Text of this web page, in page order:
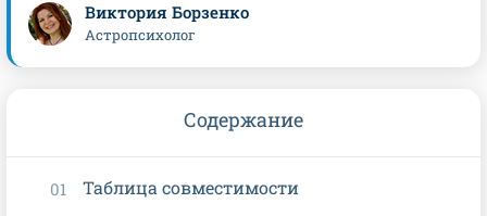
Виктория Борзенко
Астропсихолог
Содержание
Таблица совместимости